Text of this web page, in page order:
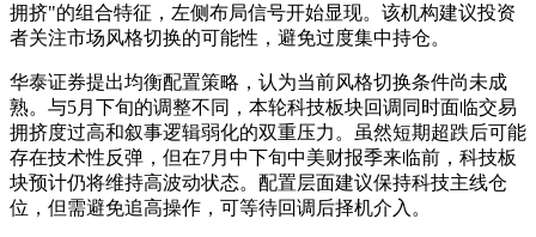
拥挤"的组合特征，左侧布局信号开始显现。该机构建议投资
者关注市场风格切换的可能性，避免过度集中持仓。
华泰证券提出均衡配置策略，认为当前风格切换条件尚未成
熟。与5月下旬的调整不同，本轮科技板块回调同时面临交易
拥挤度过高和叙事逻辑弱化的双重压力。虽然短期超跌后可能
存在技术性反弹，但在7月中下旬中美财报季来临前，科技板
块预计仍将维持高波动状态。配置层面建议保持科技主线仓
位，但需避免追高操作，可等待回调后择机介入。